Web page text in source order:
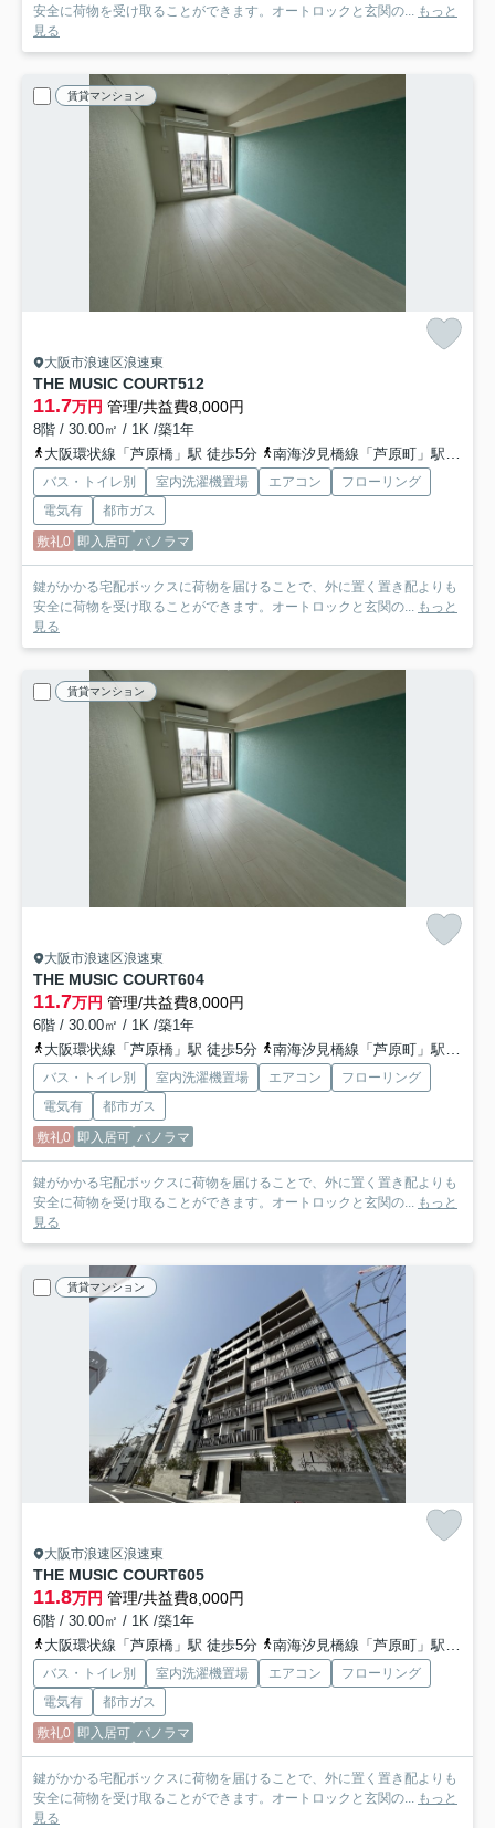
安全に荷物を受け取ることができます。オートロックと玄関の...
もっと
見る
賃貸マンション
大阪市浪速区浪速東
THE MUSIC COURT512
11.7万円 管理/共益費8,000円
8階 / 30.00㎡ / 1K /築1年
大阪環状線「芦原橋」駅 徒歩5分
南海汐見橋線「芦原町」駅 徒歩8分
バス・トイレ別 室内洗濯機置場 エアコン
フローリング
電気有
都市ガス
敷礼0 即入居可 パノラマ
鍵がかかる宅配ボックスに荷物を届けることで、外に置く置き配よりも
安全に荷物を受け取ることができます。オートロックと玄関の...
もっと
見る
賃貸マンション
大阪市浪速区浪速東
THE MUSIC COURT604
11.7万円 管理/共益費8,000円
6階 / 30.00㎡ / 1K /築1年
大阪環状線「芦原橋」駅 徒歩5分
南海汐見橋線「芦原町」駅 徒歩8分
バス・トイレ別 室内洗濯機置場 エアコン
フローリング
電気有
都市ガス
敷礼0 即入居可 パノラマ
鍵がかかる宅配ボックスに荷物を届けることで、外に置く置き配よりも
安全に荷物を受け取ることができます。オートロックと玄関の...
もっと
見る
賃貸マンション
大阪市浪速区浪速東
THE MUSIC COURT605
11.8万円 管理/共益費8,000円
6階 / 30.00㎡ / 1K /築1年
大阪環状線「芦原橋」駅 徒歩5分
南海汐見橋線「芦原町」駅 徒歩8分
バス・トイレ別 室内洗濯機置場 エアコン
フローリング
電気有
都市ガス
敷礼0 即入居可 パノラマ
鍵がかかる宅配ボックスに荷物を届けることで、外に置く置き配よりも
安全に荷物を受け取ることができます。オートロックと玄関の...
もっと
見る